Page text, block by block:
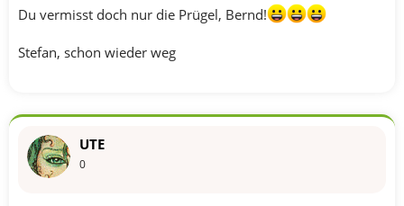
Du vermisst doch nur die Prügel, Bernd!
Stefan, schon wieder weg
UTE
0